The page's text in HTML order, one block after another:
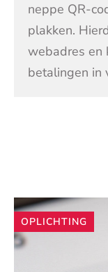
neppe QR-
plakken.
webadres en
betalingen in
Andere
artikelen
OPLICHTING